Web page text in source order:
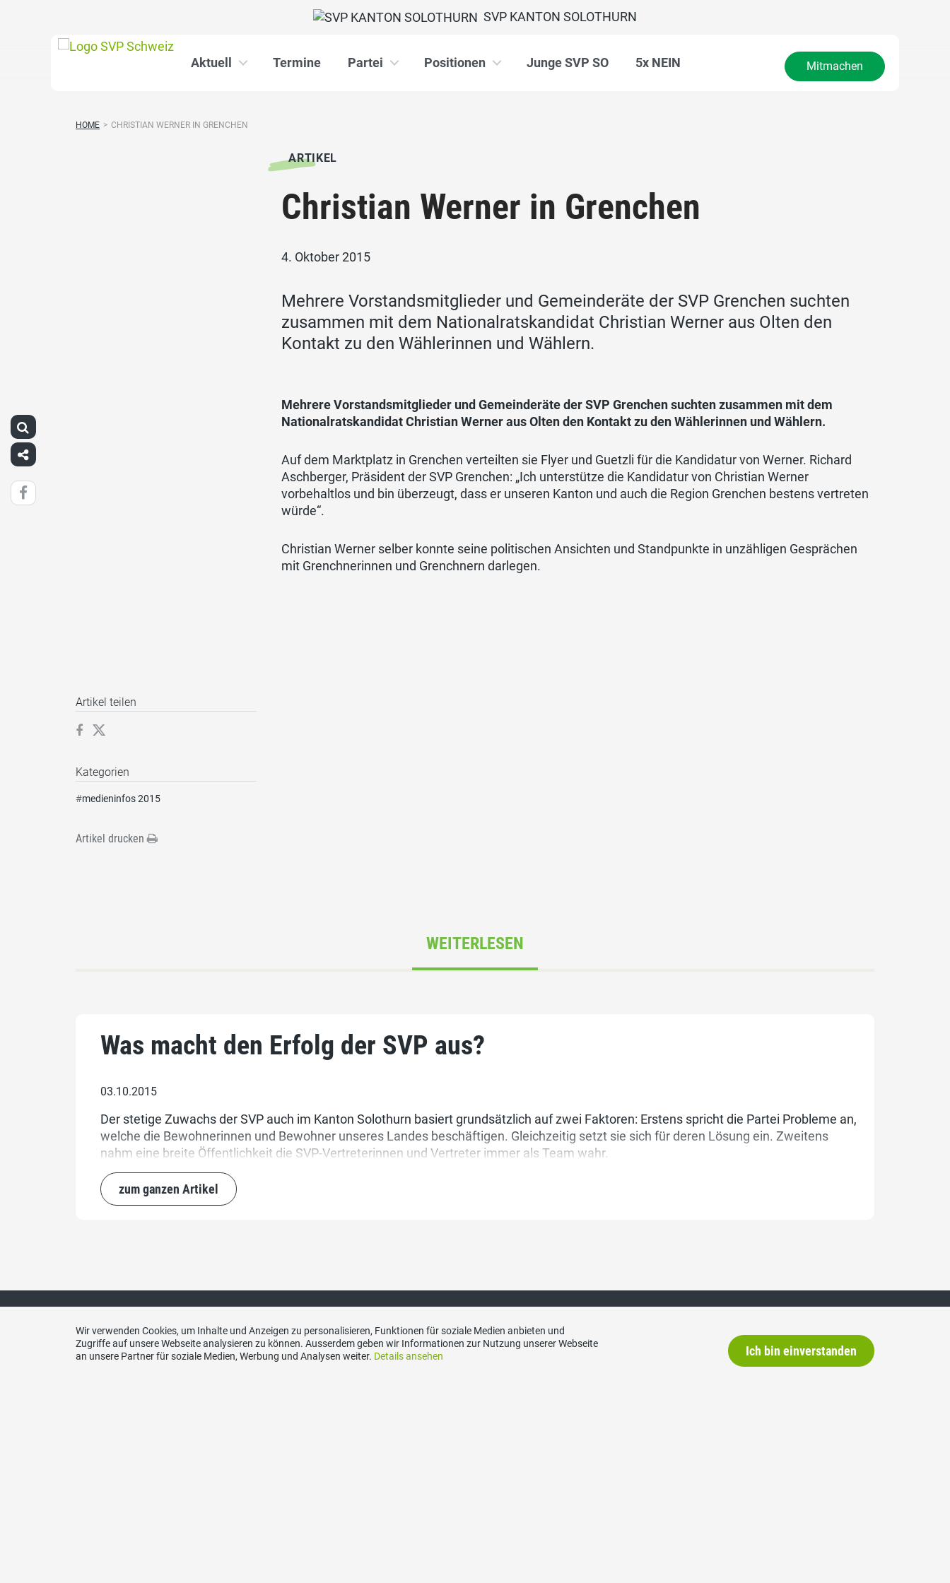
SVP KANTON SOLOTHURN
Aktuell Termine Partei Positionen Junge SVP SO 5x NEIN Mitmachen
HOME > CHRISTIAN WERNER IN GRENCHEN
ARTIKEL
Christian Werner in Grenchen
4. Oktober 2015
Mehrere Vorstandsmitglieder und Gemeinderäte der SVP Grenchen suchten
zusammen mit dem Nationalratskandidat Christian Werner aus Olten den
Kontakt zu den Wählerinnen und Wählern.
Mehrere Vorstandsmitglieder und Gemeinderäte der SVP Grenchen suchten zusammen mit dem
Nationalratskandidat Christian Werner aus Olten den Kontakt zu den Wählerinnen und Wählern.
Auf dem Marktplatz in Grenchen verteilten sie Flyer und Guetzli für die Kandidatur von Werner. Richard
Aschberger, Präsident der SVP Grenchen: „Ich unterstütze die Kandidatur von Christian Werner
vorbehaltlos und bin überzeugt, dass er unseren Kanton und auch die Region Grenchen bestens vertreten
würde“.
Christian Werner selber konnte seine politischen Ansichten und Standpunkte in unzähligen Gesprächen
mit Grenchnerinnen und Grenchnern darlegen.
Artikel teilen
Kategorien
#medieninfos 2015
Artikel drucken
WEITERLESEN
Was macht den Erfolg der SVP aus?
03.10.2015
Der stetige Zuwachs der SVP auch im Kanton Solothurn basiert grundsätzlich auf zwei Faktoren: Erstens spricht die Partei Probleme an,
welche die Bewohnerinnen und Bewohner unseres Landes beschäftigen. Gleichzeitig setzt sie sich für deren Lösung ein. Zweitens
nahm eine breite Öffentlichkeit die SVP-Vertreterinnen und Vertreter immer als Team wahr.
zum ganzen Artikel
Kontakt Newsletter
Wir verwenden Cookies, um Inhalte und Anzeigen zu personalisieren, Funktionen für soziale Medien anbieten und
Zugriffe auf unsere Webseite analysieren zu können. Ausserdem geben wir Informationen zur Nutzung unserer Webseite
an unsere Partner für soziale Medien, Werbung und Analysen weiter. Details ansehen Ich bin einverstanden